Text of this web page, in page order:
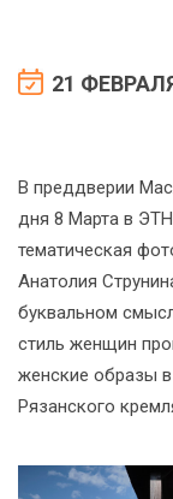
21
В преддверии
дня 8 Марта в
тематическая
Анатолия
буквальном
стиль женщин
женские образы
Рязанского